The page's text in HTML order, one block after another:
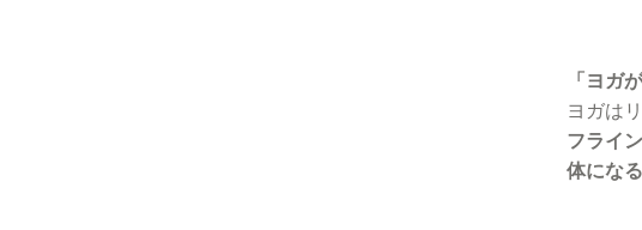
「ヨガ
ヨガは
フライ
体にな